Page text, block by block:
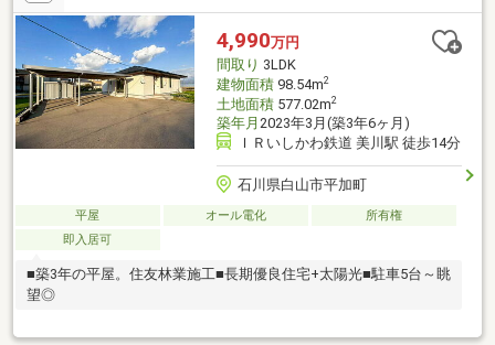
4,990万円
間取り 3LDK
建物面積98.54m2
土地面積577.02m2
築年月 2023年3月(築3年6ヶ月)
ＩＲいしかわ鉄道 美川駅 徒歩14分
石川県白山市平加町
平屋 オール電化
所有権
即入居可
■築3年の平屋。住友林業施工■長期優良住宅+太陽光■駐車5台～眺
望◎